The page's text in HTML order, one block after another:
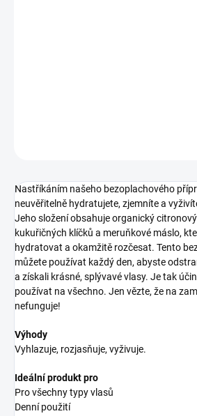
Nastříkáním našeho bezoplachového
neuvěřitelně hydratujete, zjemníte a
Jeho složení obsahuje organický
kukuřičných klíčků a meruňkové máslo,
hydratovat a okamžitě rozčesat. Tento
můžete používat každý den, abyste
a získali krásné, splývavé vlasy. Je tak
používat na všechno. Jen vězte, že na
nefunguje!
Výhody
Vyhlazuje, rozjasňuje, vyživuje.
Ideální produkt pro
Pro všechny typy vlasů
Denní použití